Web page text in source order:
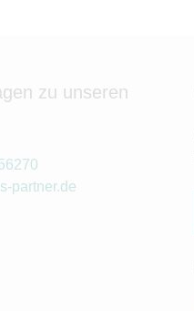
zu unseren
partner.de